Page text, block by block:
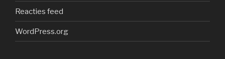
Reacties feed
WordPress.org